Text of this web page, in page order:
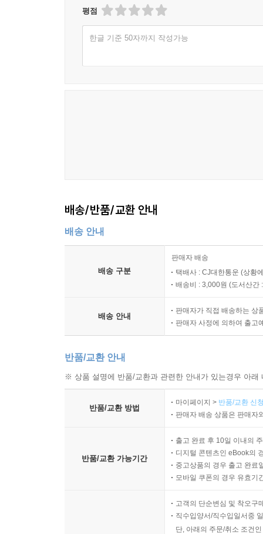
평점
한글 기준 50자까지 작성가능
배송/반품/교환 안내
배송 안내
배송 구분
판매자 배송
택배사 : CJ대한통운 (상황
배송비 : 3,000원 (도서산간
배송 안내
판매자가 직접 배송하는 상
판매자 사정에 의하여 출고
반품/교환 안내
※ 상품 설명에 반품/교환과 관련한 안내가 있는경우 아
반품/교환 방법
마이페이지 > 반품/교환 신
판매자 배송 상품은 판매자
반품/교환 가능기간
출고 완료 후 10일 이내의
디지털 콘텐츠인 eBook의
중고상품의 경우 출고 완료
모바일 쿠폰의 경우 유효기
고객의 단순변심 및 착오구
직수입양서/직수입일서중
단, 아래의 주문/취소 조건